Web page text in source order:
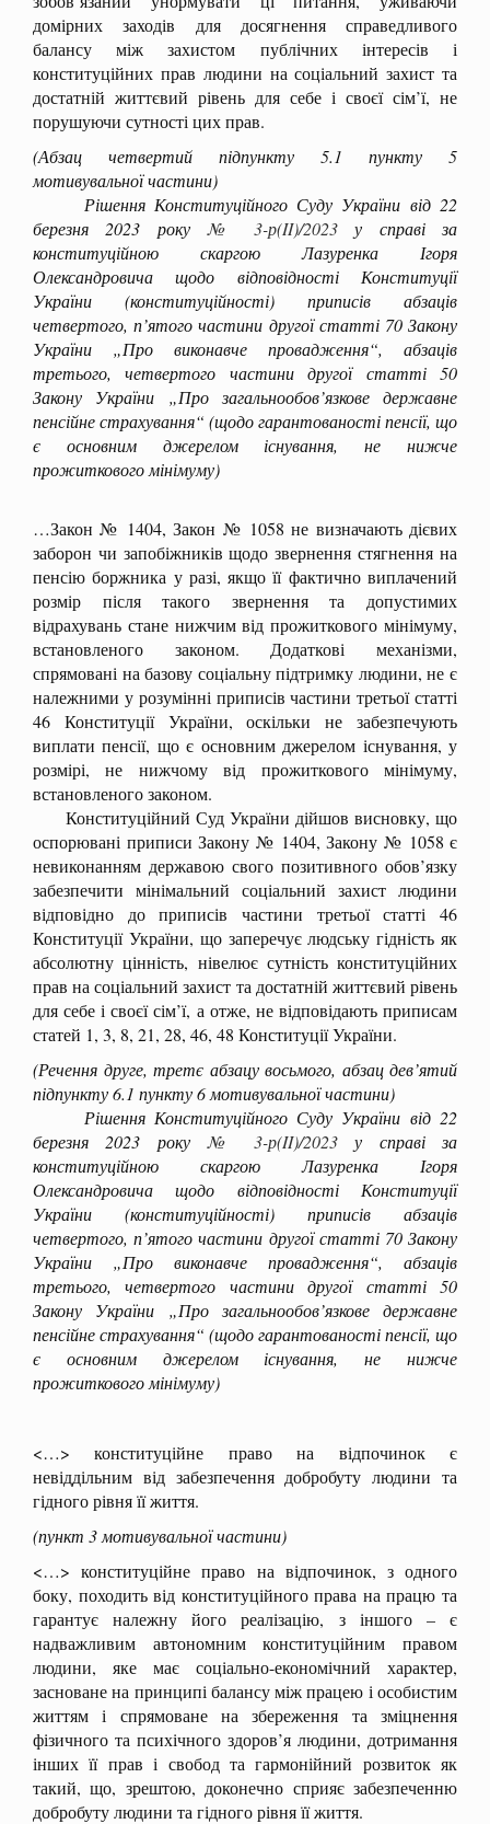
домірних заходів для досягнення справедливого
балансу між захистом публічних інтересів і
конституційних прав людини на соціальний захист та
достатній життєвий рівень для себе і своєї сім’ї, не
порушуючи сутності цих прав.
(Абзац четвертий підпункту 5.1 пункту 5
мотивувальної частини)
Рішення Конституційного Суду України від 22
березня 2023 року№ 3-р(II)/2023у справі за
конституційною скаргою Лазуренка Ігоря
Олександровича щодо відповідності Конституції
України (конституційності) приписів абзаців
четвертого, п’ятого частини другої статті 70 Закону
України „Про виконавче провадження“, абзаців
третього, четвертого частини другої статті 50
Закону України „Про загальнообов’язкове державне
пенсійне страхування“ (щодо гарантованості пенсії, що
є основним джерелом існування, не нижче
прожиткового мінімуму)
…Закон № 1404, Закон № 1058 не визначають дієвих
заборон чи запобіжників щодо звернення стягнення на
пенсію боржника у разі, якщо її фактично виплачений
розмір після такого звернення та допустимих
відрахувань стане нижчим від прожиткового мінімуму,
встановленого законом. Додаткові механізми,
спрямовані на базову соціальну підтримку людини, не є
належними у розумінні приписів частини третьої статті
46 Конституції України, оскільки не забезпечують
виплати пенсії, що є основним джерелом існування, у
розмірі, не нижчому від прожиткового мінімуму,
встановленого законом.
Конституційний Суд України дійшов висновку, що
оспорювані приписи Закону № 1404, Закону № 1058 є
невиконанням державою свого позитивного обов’язку
забезпечити мінімальний соціальний захист людини
відповідно до приписів частини третьої статті 46
Конституції України, що заперечує людську гідність як
абсолютну цінність, нівелює сутність конституційних
прав на соціальний захист та достатній життєвий рівень
для себе і своєї сім’ї, а отже, не відповідають приписам
статей 1, 3, 8, 21, 28, 46, 48 Конституції України.
(Речення друге, третє абзацу восьмого, абзац дев’ятий
підпункту 6.1 пункту 6 мотивувальної частини)
Рішення Конституційного Суду України від 22
березня 2023 року№ 3-р(II)/2023у справі за
конституційною скаргою Лазуренка Ігоря
Олександровича щодо відповідності Конституції
України (конституційності) приписів абзаців
четвертого, п’ятого частини другої статті 70 Закону
України „Про виконавче провадження“, абзаців
третього, четвертого частини другої статті 50
Закону України „Про загальнообов’язкове державне
пенсійне страхування“ (щодо гарантованості пенсії, що
є основним джерелом існування, не нижче
прожиткового мінімуму)
<…> конституційне право на відпочинок є
невіддільним від забезпечення добробуту людини та
гідного рівня її життя.
(пункт 3 мотивувальної частини)
<…> конституційне право на відпочинок, з одного
боку, походить від конституційного права на працю та
гарантує належну його реалізацію, з іншого – є
надважливим автономним конституційним правом
людини, яке має соціально-економічний характер,
засноване на принципі балансу між працею і особистим
життям і спрямоване на збереження та зміцнення
фізичного та психічного здоров’я людини, дотримання
інших її прав і свобод та гармонійний розвиток як
такий, що, зрештою, доконечно сприяє забезпеченню
добробуту людини та гідного рівня її життя.